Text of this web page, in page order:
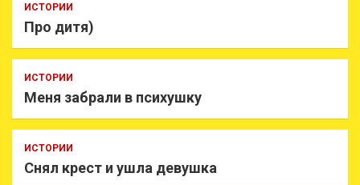
ИСТОРИИ
Про дитя)
ИСТОРИИ
Меня забрали в психушку
ИСТОРИИ
Снял крест и ушла девушка